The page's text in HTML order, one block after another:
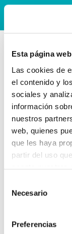
Esta página
Las cookies de
el contenido y
sociales y
información
nuestros
web, quienes
que les haya
partir del uso
Necesario
Preferencias